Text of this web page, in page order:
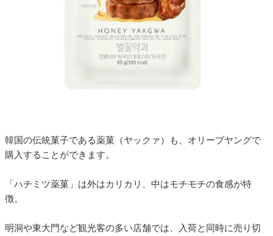
韓国の伝統菓子である薬菓（ヤックァ）も、オリーブヤングで
購入することができます。
「ハチミツ薬菓」は外はカリカリ、中はモチモチの食感が特
徴。
明洞や東大門など観光客の多い店舗では、入荷と同時に売り切